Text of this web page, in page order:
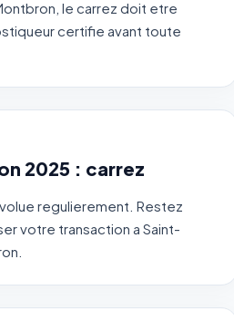
le carrez doit etre
certifie avant toute
2025 : carrez
regulierement. Restez
votre transaction a Saint-